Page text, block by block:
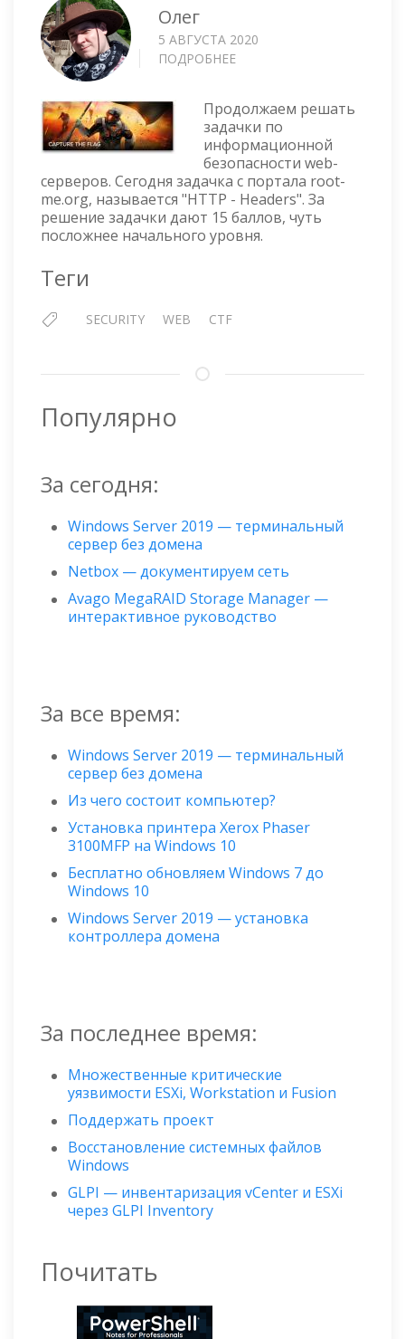
Олег
5 АВГУСТА 2020
ПОДРОБНЕЕ
HTTP
HEADERS
Продолжаем решать
задачки по
информационной
безопасности web-
серверов. Сегодня задачка с портала root-
me.org, называется "HTTP - Headers". За
решение задачки дают 15 баллов, чуть
посложнее начального уровня.
Теги
SECURITY WEB CTF
Популярно
За сегодня:
Windows Server 2019 — терминальный
сервер без домена
Netbox — документируем сеть
Avago MegaRAID Storage Manager —
интерактивное руководство
За все время:
Windows Server 2019 — терминальный
сервер без домена
Из чего состоит компьютер?
Установка принтера Xerox Phaser
3100MFP на Windows 10
Бесплатно обновляем Windows 7 до
Windows 10
Windows Server 2019 — установка
контроллера домена
За последнее время:
Множественные критические
уязвимости ESXi, Workstation и Fusion
Поддержать проект
Восстановление системных файлов
Windows
GLPI — инвентаризация vCenter и ESXi
через GLPI Inventory
Почитать